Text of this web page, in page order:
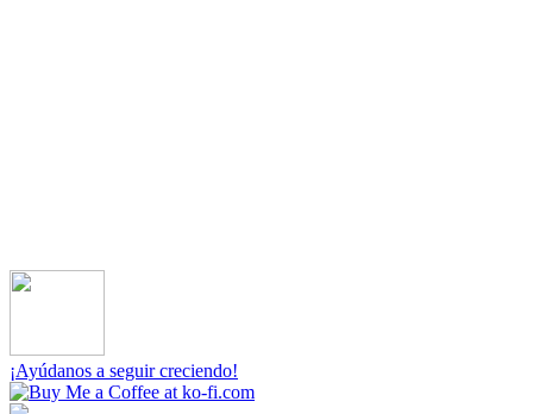
¡Ayúdanos a seguir creciendo!